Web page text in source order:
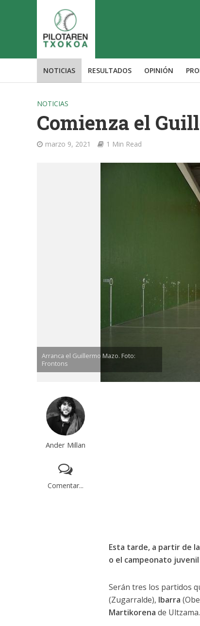
NOTICIAS RESULTADOS OPINIÓN
NOTICIAS
Comienza el
marzo 9, 2021 1 Min Read
Arranca el Guillermo Mazo. Foto:
Frontons
Ander Millan
Comentar...
Esta tarde, a partir de
o el campeonato
Serán tres los partidos
(Zugarralde), Ibarra
Martikorena de Ultzama.